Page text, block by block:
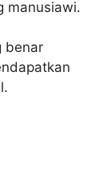
manusiawi.
benar